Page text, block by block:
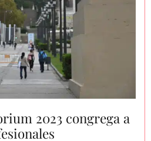
2023 congrega a